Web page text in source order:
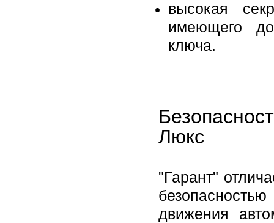
высокая
имеющего
ключа.
Люкс
"Гарант"
движения